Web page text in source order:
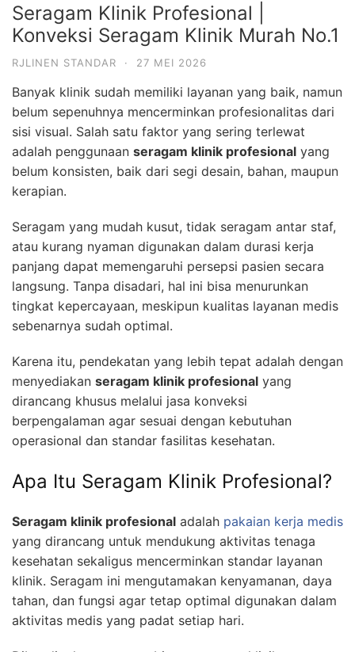
Seragam Klinik Profesional |
Konveksi Seragam Klinik Murah No.1
RJLINEN STANDAR · 27 MEI 2026
Banyak klinik sudah memiliki layanan yang baik, namun
belum sepenuhnya mencerminkan profesionalitas dari
sisi visual. Salah satu faktor yang sering terlewat
adalah penggunaan seragam klinik profesional yang
belum konsisten, baik dari segi desain, bahan, maupun
kerapian.
Seragam yang mudah kusut, tidak seragam antar staf,
atau kurang nyaman digunakan dalam durasi kerja
panjang dapat memengaruhi persepsi pasien secara
langsung. Tanpa disadari, hal ini bisa menurunkan
tingkat kepercayaan, meskipun kualitas layanan medis
sebenarnya sudah optimal.
Karena itu, pendekatan yang lebih tepat adalah dengan
menyediakan seragam klinik profesional yang
dirancang khusus melalui jasa konveksi
berpengalaman agar sesuai dengan kebutuhan
operasional dan standar fasilitas kesehatan.
Apa Itu Seragam Klinik Profesional?
Seragam klinik profesional adalah pakaian kerja medis
yang dirancang untuk mendukung aktivitas tenaga
kesehatan sekaligus mencerminkan standar layanan
klinik. Seragam ini mengutamakan kenyamanan, daya
tahan, dan fungsi agar tetap optimal digunakan dalam
aktivitas medis yang padat setiap hari.